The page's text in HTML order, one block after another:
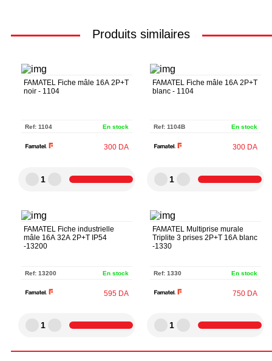
Produits similaires
FAMATEL Fiche mâle 16A 2P+T
noir - 1104
Ref: 1104 En stock
300 DA
1
FAMATEL Fiche mâle 16A 2P+T
blanc - 1104
Ref: 1104B En stock
300 DA
1
FAMATEL Fiche industrielle
mâle 16A 32A 2P+T IP54
-13200
Ref: 13200 En stock
595 DA
1
FAMATEL Multiprise murale
Triplite 3 prises 2P+T 16A blanc
-1330
Ref: 1330 En stock
750 DA
1